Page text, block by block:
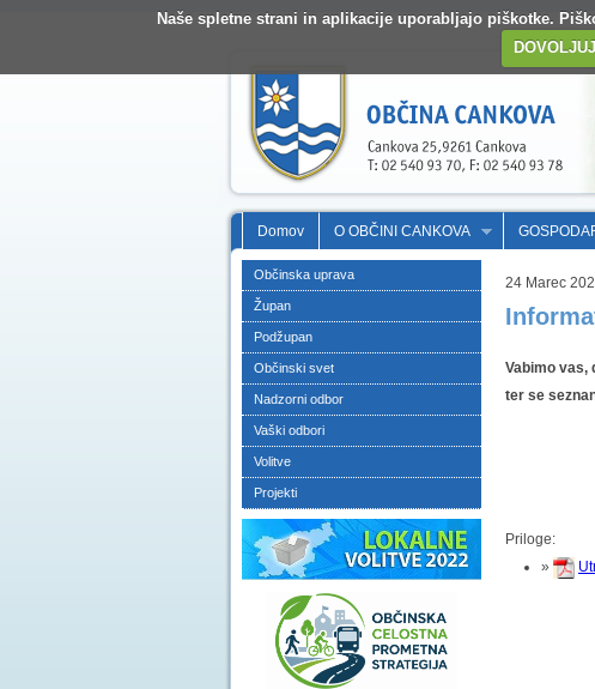
Naše spletne strani in aplikacije uporabljajo piškotke.
Domov O OBČINI CANKOVA
Občinska uprava
Župan
Podžupan
Občinski svet
Nadzorni odbor
Vaški odbori
Volitve
Projekti
24 Marec
Vabimo vas,
ter se
Priloge:
»